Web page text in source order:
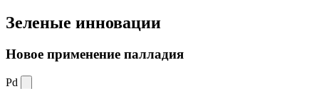
Зеленые инновации
Новое применение палладия
Pd